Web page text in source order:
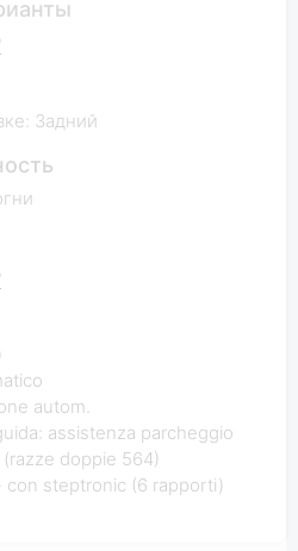
Задний
autom.
assistenza parcheggio
doppie 564)
con steptronic (6 rapporti)